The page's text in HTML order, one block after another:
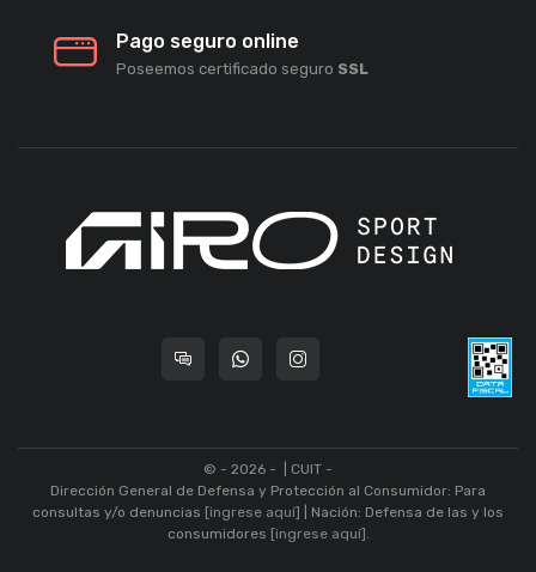
Pago seguro online
Poseemos certificado seguro SSL
© - 2026 -
| CUIT -
Dirección General de Defensa y Protección al Consumidor: Para
consultas y/o denuncias [ingrese aquí]
| Nación: Defensa de las y los
consumidores [ingrese aquí] .